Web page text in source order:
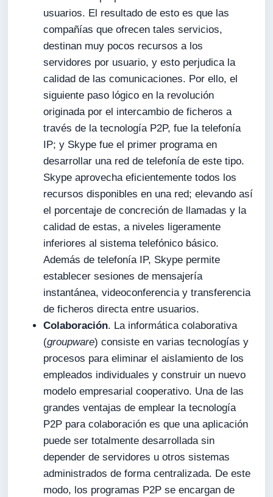
usuarios. El resultado de esto es que las
compañías que ofrecen tales servicios,
destinan muy pocos recursos a los
servidores por usuario, y esto perjudica la
calidad de las comunicaciones. Por ello, el
siguiente paso lógico en la revolución
originada por el intercambio de ficheros a
través de la tecnología P2P, fue la telefonía
IP; y Skype fue el primer programa en
desarrollar una red de telefonía de este tipo.
Skype aprovecha eficientemente todos los
recursos disponibles en una red; elevando así
el porcentaje de concreción de llamadas y la
calidad de estas, a niveles ligeramente
inferiores al sistema telefónico básico.
Además de telefonía IP, Skype permite
establecer sesiones de mensajería
instantánea, videoconferencia y transferencia
de ficheros directa entre usuarios.
Colaboración. La informática colaborativa
(groupware) consiste en varias tecnologías y
procesos para eliminar el aislamiento de los
empleados individuales y construir un nuevo
modelo empresarial cooperativo. Una de las
grandes ventajas de emplear la tecnología
P2P para colaboración es que una aplicación
puede ser totalmente desarrollada sin
depender de servidores u otros sistemas
administrados de forma centralizada. De este
modo, los programas P2P se encargan de